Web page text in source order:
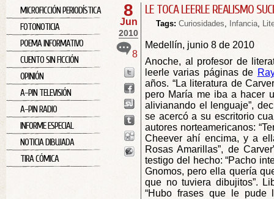
MICROFICCIÓN PERIODÍSTICA
FOTONOTICIA
POEMA INFORMATIVO
CUENTO SIN FICCIÓN
OPINIÓN
A-PIN TELEVISIÓN
A-PIN RADIO
INFORME ESPECIAL
NOTICIA DIBUJADA
TIRA CÓMICA
8
Jun
2010
8
LE TOCA LEERLE REALISMO
Tags: Curiosidades, Infancia,
Medellín, junio 8 de 2010
Anoche, al profesor de
leerle varias páginas de
años. “La literatura de
pero María me iba a hacer
alivianando el lenguaje”,
se acercó a su escritorio
autores norteamericanos:
Cheever ahí encima, y a
Rosas Amarillas”, de
testigo del hecho: “Pacho
Gnomos, pero ella quería
que no tuviera dibujitos”.
“Hubo frases que le pude